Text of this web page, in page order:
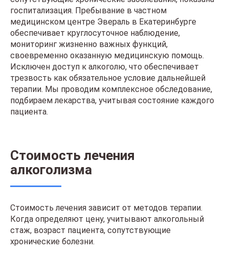
госпитализация. Пребывание в частном
медицинском центре Эвераль в Екатеринбурге
обеспечивает круглосуточное наблюдение,
мониторинг жизненно важных функций,
своевременно оказанную медицинскую помощь.
Исключен доступ к алкоголю, что обеспечивает
трезвость как обязательное условие дальнейшей
терапии. Мы проводим комплексное обследование,
подбираем лекарства, учитывая состояние каждого
пациента.
Стоимость лечения
алкоголизма
Стоимость лечения зависит от методов терапии.
Когда определяют цену, учитывают алкогольный
стаж, возраст пациента, сопутствующие
хронические болезни.